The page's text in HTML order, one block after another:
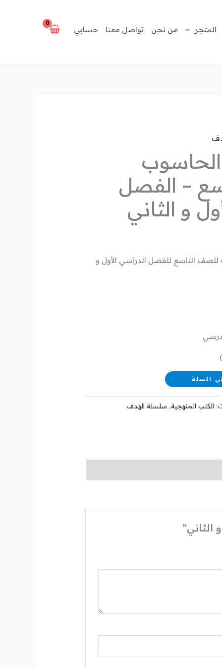
المتجر من نحن تواصل معنا حسابي
– الفصل
و الثاني
التاسع للفصل الدراسي الأول و
السلة
الكتب المنهجية, سلسلة الهدف